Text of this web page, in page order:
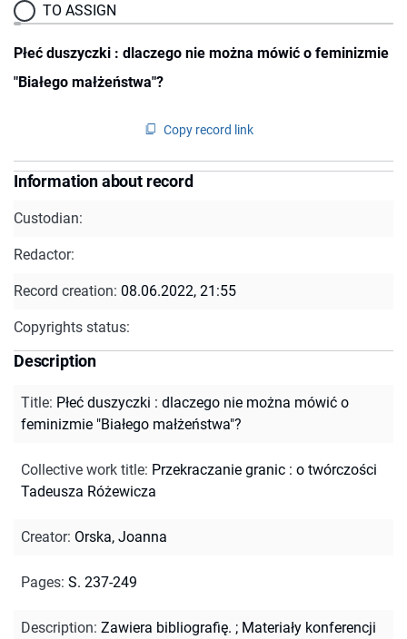
TO ASSIGN
Płeć duszyczki : dlaczego nie można mówić o feminizmie
"Białego małżeństwa"?
Copy record link
Information about record
Custodian:
Redactor:
Record creation: 08.06.2022, 21:55
Copyrights status:
Description
Title: Płeć duszyczki : dlaczego nie można mówić o
feminizmie "Białego małżeństwa"?
Collective work title: Przekraczanie granic : o twórczości
Tadeusza Różewicza
Creator: Orska, Joanna
Pages: S. 237-249
Description: Zawiera bibliografię. ; Materiały konferencji